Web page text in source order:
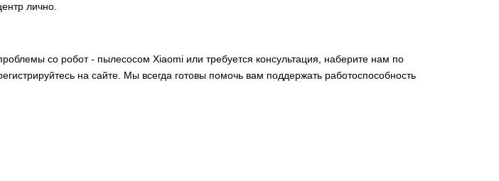
лично.
со робот - пылесосом Xiaomi или требуется консультация, наберите нам по
на сайте. Мы всегда готовы помочь вам поддержать работоспособность